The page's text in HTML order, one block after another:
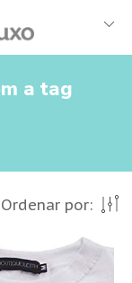
a tag
Ordenar por: